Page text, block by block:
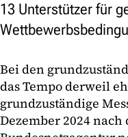
13 Unterstützer für
Bei den
das Tempo derweil
grundzuständige
Dezember 2024